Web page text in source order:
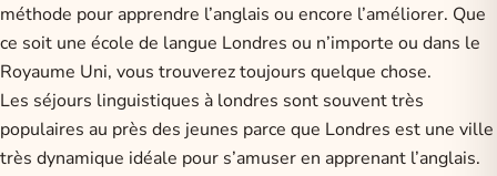
méthode pour apprendre l’anglais ou encore l’améliorer. Que
ce soit une école de langue Londres ou n’importe ou dans le
Royaume Uni, vous trouverez toujours quelque chose.
Les séjours linguistiques à londres sont souvent très
populaires au près des jeunes parce que Londres est une ville
très dynamique idéale pour s’amuser en apprenant l’anglais.